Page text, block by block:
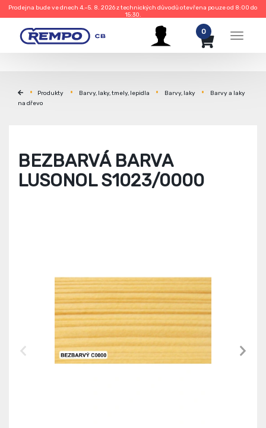
Prodejna bude ve dnech 4.–5. 8. 2026 z technických důvodů otevřena pouze od 8:00 do
15:30.
Menu
0
Produkty Barvy, laky, tmely, lepidla Barvy, laky
Barvy a laky
na dřevo
BEZBARVÁ BARVA
LUSONOL S1023/0000